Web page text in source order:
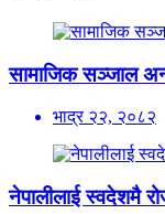
सामाजिक सञ्जाल
भाद्र २२, २०८२
नेपालीलाई स्वदेशमै